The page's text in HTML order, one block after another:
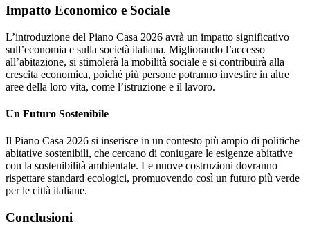
Impatto Economico e Sociale
L’introduzione del Piano Casa 2026 avrà un impatto significativo
sull’economia e sulla società italiana. Migliorando l’accesso
all’abitazione, si stimolerà la mobilità sociale e si contribuirà alla
crescita economica, poiché più persone potranno investire in altre
aree della loro vita, come l’istruzione e il lavoro.
Un Futuro Sostenibile
Il Piano Casa 2026 si inserisce in un contesto più ampio di politiche
abitative sostenibili, che cercano di coniugare le esigenze abitative
con la sostenibilità ambientale. Le nuove costruzioni dovranno
rispettare standard ecologici, promuovendo così un futuro più verde
per le città italiane.
Conclusioni